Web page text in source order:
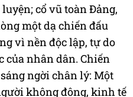
cổ vũ toàn Đảng,
một dạ chiến đấu
vì nền độc lập, tự do
của nhân dân. Chiến
ngời chân lý: Một
không đông, kinh tế